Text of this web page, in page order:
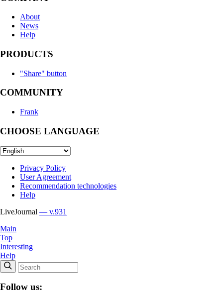
About
News
Help
PRODUCTS
"Share" button
COMMUNITY
Frank
CHOOSE LANGUAGE
Privacy Policy
User Agreement
Recommendation technologies
Help
LiveJournal — v.931
Main
Top
Interesting
Help
Follow us: